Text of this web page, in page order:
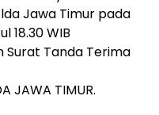
Jawa Timur pada
18.30 WIB
Tanda Terima
JAWA TIMUR.